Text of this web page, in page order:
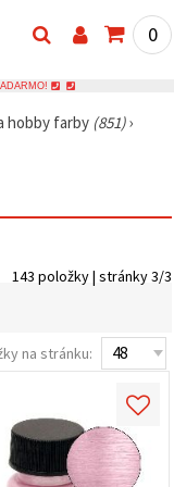
0
hobby farby (851)›
143 položky | stránky 3/3
na stránku: